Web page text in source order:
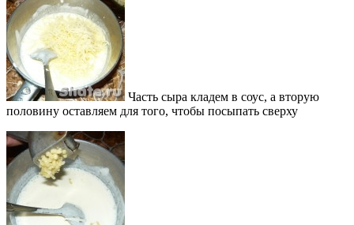
Часть сыра кладем в соус, а вторую
половину оставляем для того, чтобы посыпать сверху